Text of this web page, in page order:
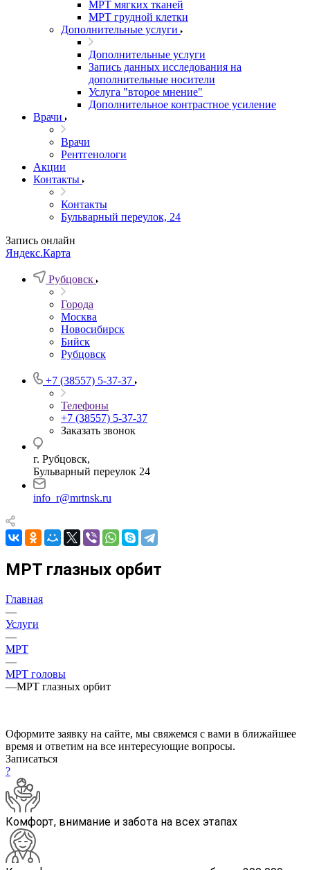
МРТ мягких тканей
МРТ грудной клетки
Дополнительные услуги
Дополнительные услуги
Запись данных исследования на
дополнительные носители
Услуга "второе мнение"
Дополнительное контрастное усиление
Врачи
Врачи
Рентгенологи
Акции
Контакты
Контакты
Бульварный переулок, 24
Запись онлайн
Яндекс.Карта
Рубцовск
Города
Москва
Новосибирск
Бийск
Рубцовск
+7 (38557) 5-37-37
Телефоны
+7 (38557) 5-37-37
Заказать звонок
г. Рубцовск,
Бульварный переулок 24
info_r@mrtnsk.ru
МРТ глазных орбит
Главная
—
Услуги
—
МРТ
—
МРТ головы
—МРТ глазных орбит
Оформите заявку на сайте, мы свяжемся с вами в ближайшее
время и ответим на все интересующие вопросы.
Записаться
?
Комфорт, внимание и забота на всех этапах